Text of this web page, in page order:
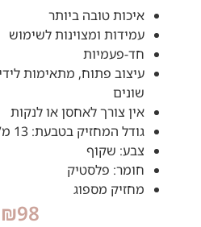
איכות טובה ביותר
עמידות ומצוינות לשימוש
חד-פעמיות
עיצוב פתוח, מתאימות
שונים
אין צורך לאחסן או לנקות
גודל המחזיק בטבעת: 13 מ”מ
צבע: שקוף
חומר: פלסטיק
מחזיק מספוג
₪98